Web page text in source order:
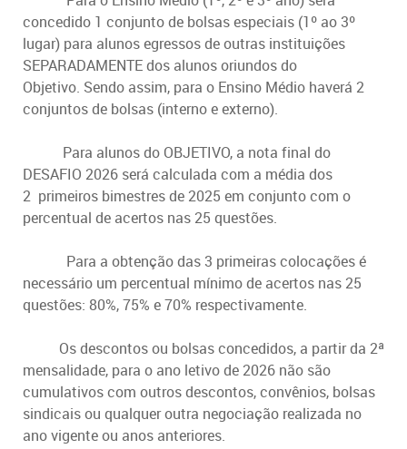
concedido 1 conjunto de bolsas especiais (1º ao 3º
lugar) para alunos egressos de outras instituições
SEPARADAMENTE dos alunos oriundos do
Objetivo. Sendo assim, para o Ensino Médio haverá 2
conjuntos de bolsas (interno e externo).
Para alunos do OBJETIVO, a nota final do
DESAFIO 2026 será calculada com a média dos
2 primeiros bimestres de 2025 em conjunto com o
percentual de acertos nas 25 questões.
Para a obtenção das 3 primeiras colocações é
necessário um percentual mínimo de acertos nas 25
questões: 80%, 75% e 70% respectivamente.
Os descontos ou bolsas concedidos, a partir da 2ª
mensalidade, para o ano letivo de 2026 não são
cumulativos com outros descontos, convênios, bolsas
sindicais ou qualquer outra negociação realizada no
ano vigente ou anos anteriores.